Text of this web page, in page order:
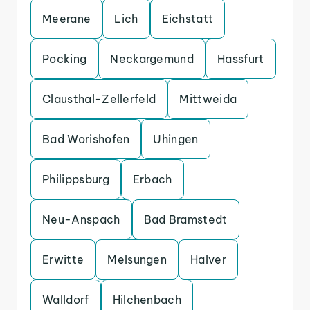
Meerane Lich Eichstatt
Pocking Neckargemund Hassfurt
Clausthal-Zellerfeld Mittweida
Bad Worishofen Uhingen
Philippsburg Erbach
Neu-Anspach Bad Bramstedt
Erwitte Melsungen Halver
Walldorf Hilchenbach